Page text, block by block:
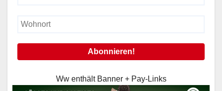
Ww enthält Banner + Pay-Links